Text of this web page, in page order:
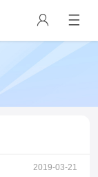
2019-03-21